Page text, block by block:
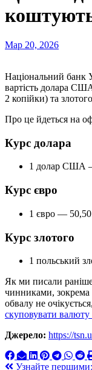
Мар 20, 2026
Національний
вартість долара
2 копійки) та
Про це йдеться на
Курс долара
1 долар США
Курс євро
1 євро —
Курс злотого
1 польський
Як ми писали
чинниками, зокрема
обвалу не
скуповувати валюту
Джерело: https://
Узнайте першими: